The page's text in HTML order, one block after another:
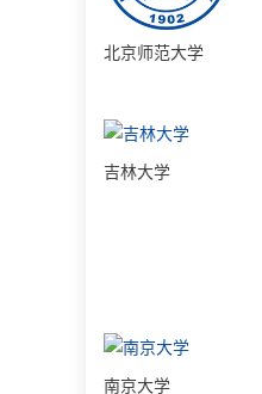
北京师范大学
吉林大学
南京大学